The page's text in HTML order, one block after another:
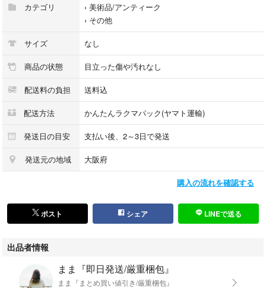
◆◆状 態◆◆
目立った傷や汚れなし（美品）
詳細は写真にてご確認ください、写真のものをお届けします。
写真のものがすべてになります。
◆◆商品情報◆◆
付き木製ピクニックバスケット（蓋は蝶番式）、木製ハンドル
付属品：メラミン製仕切り付きプレート1枚、メラミン製カップ2個、スプ
内部に若干のシミ、バスケット底部にわずかな波打ちが見られますが、写
サイズ：21インチ×13インチ×13インチ
カテゴリ
› 美術品/アンティーク
› その他
サイズ なし
商品の状態 目立った傷や汚れなし
配送料の負担 送料込
配送方法 かんたんラクマパック(ヤマト運輸)
発送日の目安 支払い後、2～3日で発送
発送元の地域 大阪府
購入の流れを確認する
ポスト シェア LINEで送る
出品者情報
まま『即日発送/厳重梱包』
まま『まとめ買い値引き/厳重梱包』